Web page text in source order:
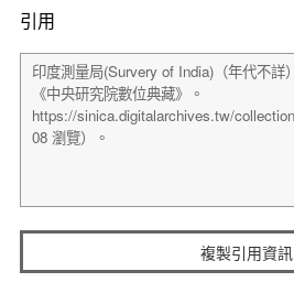
引用
複製引用資訊